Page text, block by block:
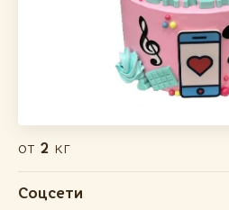
от 2 кг
Соцсети